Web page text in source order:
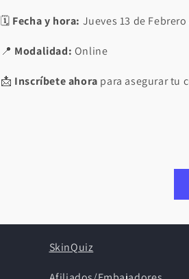
🗓️ Fecha y hora: Jueves 13 de
📍 Modalidad: Online
📩 Inscríbete ahora para asegurar tu
SkinQuiz